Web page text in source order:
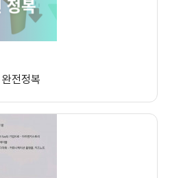
전정복